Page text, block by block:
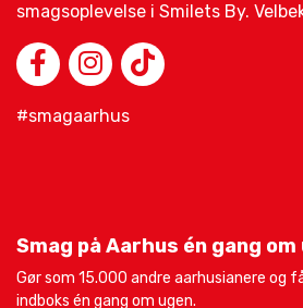
smagsoplevelse i Smilets By.
#smagaarhus
Smag på Aarhus én gang om
Gør som 15.000 andre aarhusianere og
indboks én gang om ugen.